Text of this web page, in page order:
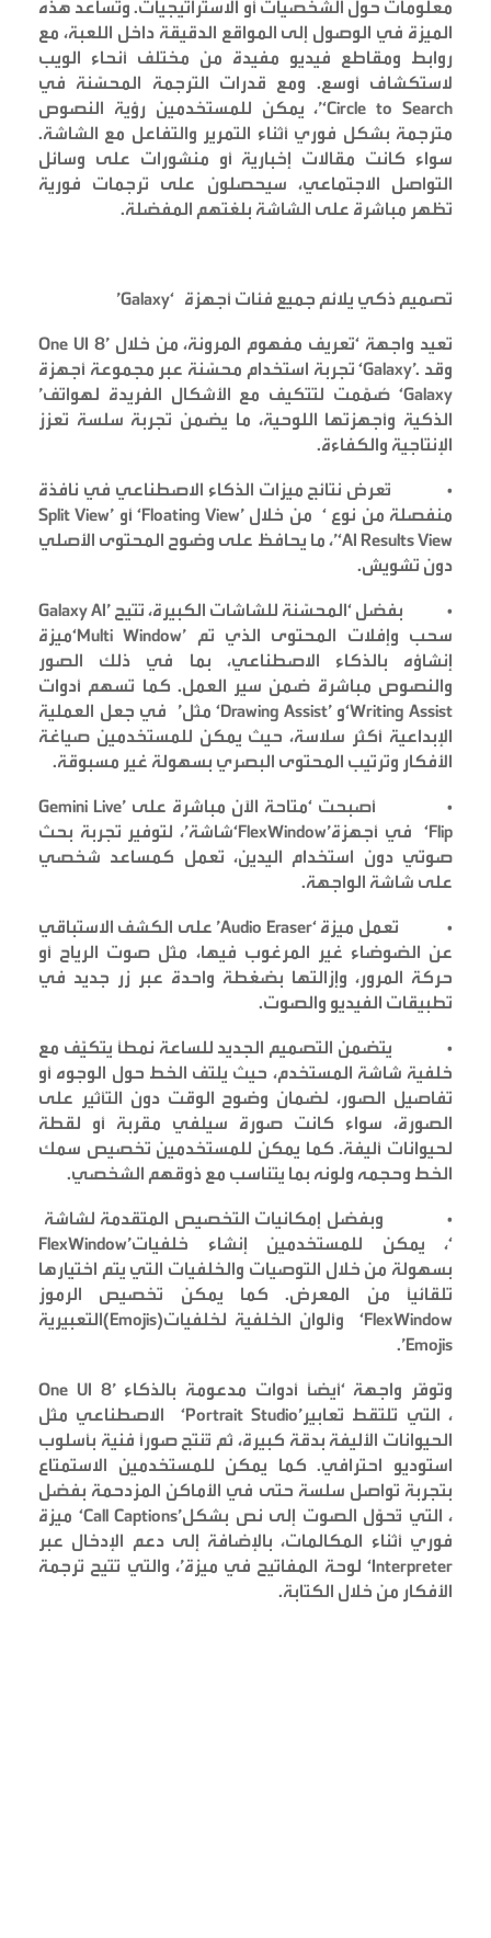
معلومات حول الشخصيات أو الاستراتيجيات. وتساعد هذه
الميزة في الوصول إلى المواقع الدقيقة داخل اللعبة، مع
روابط ومقاطع فيديو مفيدة من مختلف أنحاء الويب
لاستكشاف أوسع. ومع قدرات الترجمة المحسّنة في
‘Circle to Search’ ، يمكن للمستخدمين رؤية النصوص
مترجمة بشكل فوري أثناء التمرير والتفاعل مع الشاشة.
سواء كانت مقالات إخبارية أو منشورات على وسائل
التواصل الاجتماعي، سيحصلون على ترجمات فورية
تظهر مباشرة على الشاشة بلغتهم المفضلة.
تصميم ذكي يلائم جميع فئات أجهزة ‘Galaxy’
تعيد واجهة ‘One UI 8’تعريف مفهوم المرونة، من خلال
تجربة استخدام محسّنة عبر مجموعة أجهزة‘Galaxy’. وقد
صُمّمت لتتكيف مع الأشكال الفريدة لهواتف ‘Galaxy’
الذكية وأجهزتها اللوحية، ما يضمن تجربة سلسة تعزز
الإنتاجية والكفاءة.
• تُعرض نتائج ميزات الذكاء الاصطناعي في نافذة
منفصلة من نوع ‘Split View’ أو ‘Floating View’ من خلال
‘AI Results View’، ما يحافظ على وضوح المحتوى الأصلي
دون تشويش.
• بفضل‘Galaxy AI’المحسّنة للشاشات الكبيرة، تتيح
ميزة‘Multi Window’ سحب وإفلات المحتوى الذي تم
إنشاؤه بالذكاء الاصطناعي، بما في ذلك الصور
والنصوص مباشرة ضمن سير العمل. كما تسهم أدوات
مثل ‘Drawing Assist’ و‘Writing Assist’
في جعل العملية
الإبداعية أكثر سلاسة، حيث يمكن للمستخدمين صياغة
الأفكار وترتيب المحتوى البصري بسهولة غير مسبوقة.
• أصبحت ‘Gemini Live’متاحة الآن مباشرة على
شاشة‘FlexWindow’في أجهزة ‘Flip’
، لتوفير تجربة بحث
صوتي دون استخدام اليدين، تعمل كمساعد شخصي
على شاشة الواجهة.
• تعمل ميزة‘Audio Eraser’
على الكشف الاستباقي
عن الضوضاء غير المرغوب فيها، مثل صوت الرياح أو
حركة المرور، وإزالتها بضغطة واحدة عبر زر جديد في
تطبيقات الفيديو والصوت.
• يتضمن التصميم الجديد للساعة نمطًا يتكيّف مع
خلفية شاشة المستخدم، حيث يلتف الخط حول الوجوه أو
تفاصيل الصور، لضمان وضوح الوقت دون التأثير على
الصورة، سواء كانت صورة سيلفي مقربة أو لقطة
لحيوانات أليفة. كما يمكن للمستخدمين تخصيص سمك
الخط وحجمه ولونه بما يتناسب مع ذوقهم الشخصي.
• وبفضل إمكانيات التخصيص المتقدمة لشاشة
‘FlexWindow’، يمكن للمستخدمين إنشاء خلفيات
بسهولة من خلال التوصيات والخلفيات التي يتم اختيارها
تلقائيًا من المعرض. كما يمكن تخصيص الرموز
التعبيرية(Emojis)وألوان الخلفية لخلفيات ‘FlexWindow
Emojis’.
وتوفّر واجهة ‘One UI 8’أيضًا أدوات مدعومة بالذكاء
الاصطناعي مثل ‘Portrait Studio’، التي تلتقط تعابير
الحيوانات الأليفة بدقة كبيرة، ثم تُنتج صورًا فنية بأسلوب
استوديو احترافي. كما يمكن للمستخدمين الاستمتاع
بتجربة تواصل سلسة حتى في الأماكن المزدحمة بفضل
ميزة ‘Call Captions’، التي تُحوّل الصوت إلى نص بشكل
فوري أثناء المكالمات، بالإضافة إلى دعم الإدخال عبر
لوحة المفاتيح في ميزة ‘Interpreter’
، والتي تتيح ترجمة
الأفكار من خلال الكتابة.